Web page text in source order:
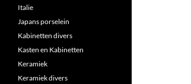
Italie
Japans porselein
Kabinetten divers
Kasten en Kabinetten
Keramiek
Keramiek divers